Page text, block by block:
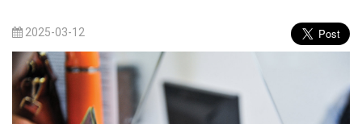
2025-03-12